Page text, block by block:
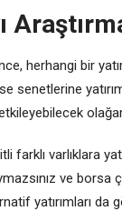
herhangi bir
senetlerine
farklı varlıklara
ve borsa
yatırımları